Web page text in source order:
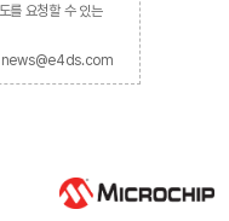
를 요청할 수 있는
news@e4ds.com